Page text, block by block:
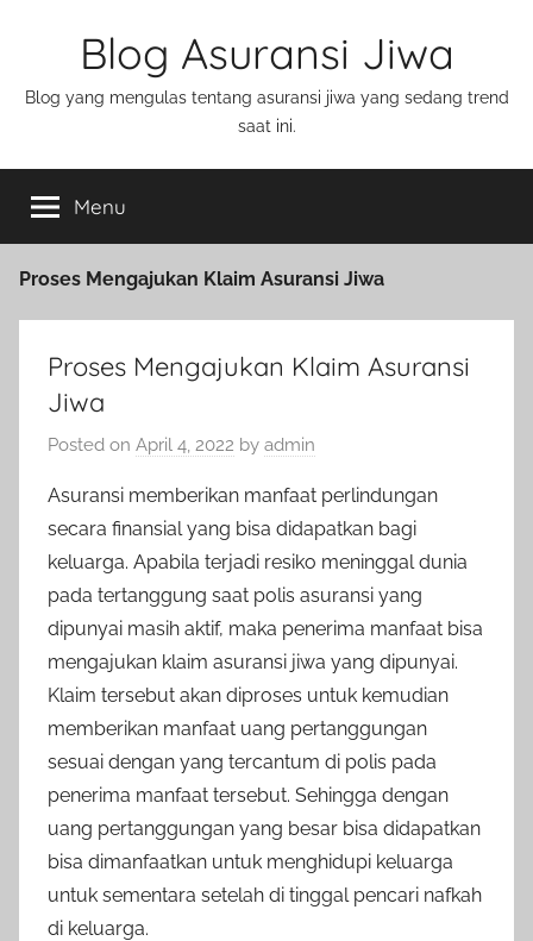
Blog Asuransi Jiwa
Blog yang mengulas tentang asuransi jiwa yang sedang trend
saat ini.
Menu
Proses Mengajukan Klaim Asuransi Jiwa
Proses Mengajukan Klaim Asuransi
Jiwa
Posted on April 4, 2022 by admin
Asuransi memberikan manfaat perlindungan
secara finansial yang bisa didapatkan bagi
keluarga. Apabila terjadi resiko meninggal dunia
pada tertanggung saat polis asuransi yang
dipunyai masih aktif, maka penerima manfaat bisa
mengajukan klaim asuransi jiwa yang dipunyai.
Klaim tersebut akan diproses untuk kemudian
memberikan manfaat uang pertanggungan
sesuai dengan yang tercantum di polis pada
penerima manfaat tersebut. Sehingga dengan
uang pertanggungan yang besar bisa didapatkan
bisa dimanfaatkan untuk menghidupi keluarga
untuk sementara setelah di tinggal pencari nafkah
di keluarga.